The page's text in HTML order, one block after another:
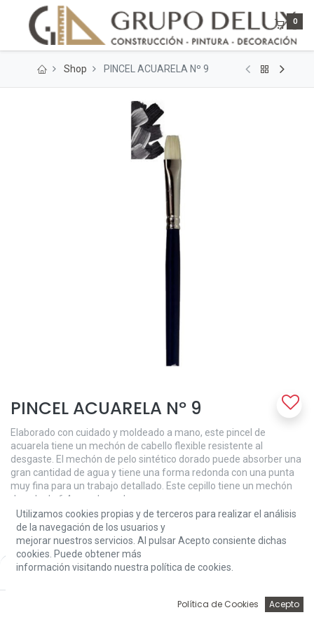
Price:
Add to Cart
0
Shop PINCEL ACUARELA Nº 9
PINCEL ACUARELA Nº 9
Elaborado con cuidado y moldeado a mano, este pincel de
acuarela tiene un mechón de cabello flexible resistente al
desgaste. El mechón de pelo sintético dorado puede absorber una
gran cantidad de agua y tiene una forma redonda con una punta
muy fina para un trabajo detallado. Este cepillo tiene un mechón
de pelo de 6,4 mm de ancho
5,15€
Utilizamos cookies propias y de terceros para realizar el análisis
de la navegación de los usuarios y
mejorar nuestros servicios. Al pulsar Acepto consiente dichas
cookies. Puede obtener más
información visitando nuestra política de cookies.
Política de Cookies Acepto